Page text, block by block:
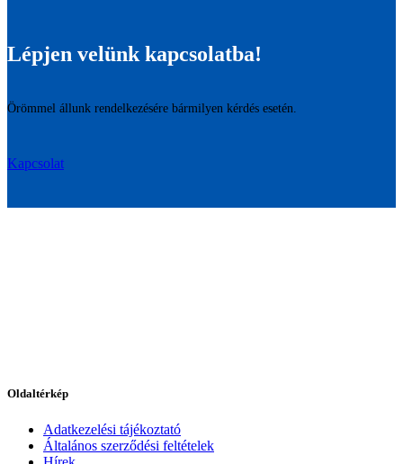
Lépjen velünk kapcsolatba!
Örömmel állunk rendelkezésére bármilyen kérdés esetén.
Kapcsolat
Oldaltérkép
Adatkezelési tájékoztató
Általános szerződési feltételek